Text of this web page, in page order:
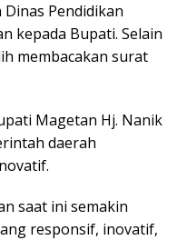
Pendidikan
kepada Bupati. Selain
membacakan surat
Magetan Hj. Nanik
daerah
saat ini semakin
responsif, inovatif,